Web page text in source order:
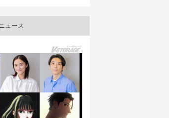
ニュース